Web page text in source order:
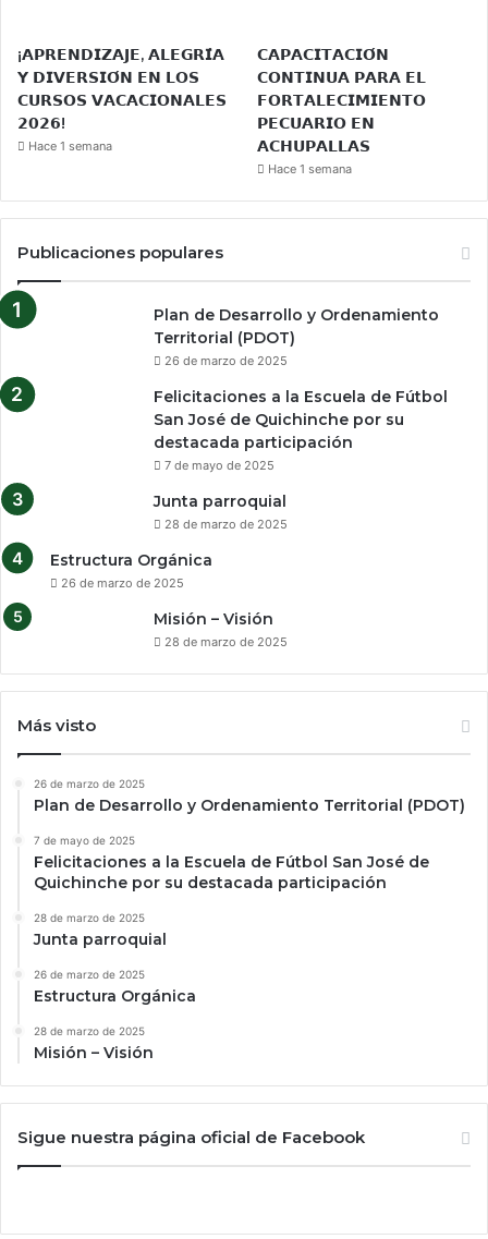
¡𝗔𝗣𝗥𝗘𝗡𝗗𝗜𝗭𝗔𝗝𝗘, 𝗔𝗟𝗘𝗚𝗥𝗜́𝗔
𝗬 𝗗𝗜𝗩𝗘𝗥𝗦𝗜𝗢́𝗡 𝗘𝗡 𝗟𝗢𝗦
𝗖𝗨𝗥𝗦𝗢𝗦 𝗩𝗔𝗖𝗔𝗖𝗜𝗢𝗡𝗔𝗟𝗘𝗦
𝟮𝟬𝟮𝟲!
Hace 1 semana
𝗖𝗔𝗣𝗔𝗖𝗜𝗧𝗔𝗖𝗜𝗢́𝗡
𝗖𝗢𝗡𝗧𝗜𝗡𝗨𝗔 𝗣𝗔𝗥𝗔 𝗘𝗟
𝗙𝗢𝗥𝗧𝗔𝗟𝗘𝗖𝗜𝗠𝗜𝗘𝗡𝗧𝗢
𝗣𝗘𝗖𝗨𝗔𝗥𝗜𝗢 𝗘𝗡
𝗔𝗖𝗛𝗨𝗣𝗔𝗟𝗟𝗔𝗦
Hace 1 semana
Publicaciones populares
Plan de Desarrollo y Ordenamiento
Territorial (PDOT)
26 de marzo de 2025
Felicitaciones a la Escuela de Fútbol
San José de Quichinche por su
destacada participación
7 de mayo de 2025
Junta parroquial
28 de marzo de 2025
Estructura Orgánica
26 de marzo de 2025
Misión – Visión
28 de marzo de 2025
Más visto
26 de marzo de 2025
Plan de Desarrollo y Ordenamiento Territorial (PDOT)
7 de mayo de 2025
Felicitaciones a la Escuela de Fútbol San José de
Quichinche por su destacada participación
28 de marzo de 2025
Junta parroquial
26 de marzo de 2025
Estructura Orgánica
28 de marzo de 2025
Misión – Visión
Sigue nuestra página oficial de Facebook